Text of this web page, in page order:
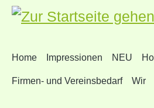
Hauptinhalt
Zur Suche springen
Zur
Home Impressionen NEU
Firmen- und Vereinsbedarf Wir